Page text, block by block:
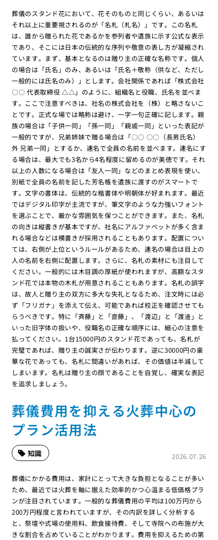
葬儀のスタンド花において、花そのものと同じくらい、あるいは
それ以上に重要視されるのが「名札（札名）」です。この名札
は、誰から贈られた花であるかを参列者や遺族に示す公式な表示
であり、そこには日本の伝統的な序列や敬意の表し方が凝縮され
ています。まず、基本となるのは贈り主の正確な名称です。個人
の場合は「氏名」のみ、あるいは「氏名＋敬称（供など、ただし
一般的には氏名のみ）」とします。会社関係であれば「株式会社
〇〇 代表取締役 △△」のように、組織名と役職、氏名を並べま
す。ここで注意すべきは、社名の株式会社を（株）と略さないこ
とです。正式な場では略称は避け、一字一句正確に記します。親
族の場合は「子供一同」「孫一同」「親戚一同」といった表記が
一般的ですが、兄弟姉妹で贈る場合は「〇〇 〇〇（長男氏名）
外 兄弟一同」とするか、連名で全員の名前を並べます。連名にす
る場合は、最大でも3名から4名程度に留めるのが美徳です。それ
以上の人数になる場合は「友人一同」などのまとめ表現を使い、
別紙で全員の名前を記した芳名帳を遺族に渡すのがスマートで
す。文字の書体は、伝統的な楷書体や明朝体が好まれます。最近
ではデジタル印字が主流ですが、筆文字のような力強いフォント
を選ぶことで、厳かな雰囲気を保つことができます。また、名札
の向きは縦書きが基本ですが、社名にアルファベットが多く含ま
れる場合などは横書きが採用されることもあります。配置につい
ては、右側が上位というルールがあるため、連名の場合は目上の
人の名前を右側に配置します。さらに、名札の素材にも注目して
ください。一般的には木目調の厚紙が使われますが、高額なスタ
ンド花では本物の木札が用意されることもあります。名札の誤字
は、故人と贈り主の双方に多大な失礼となるため、注文時には必
ず「フリガナ」を添えて伝え、可能であれば校正を確認させても
らうべきです。特に「斉藤」と「齋藤」、「渡辺」と「渡邊」と
いった旧字体の扱いや、役職名の正確な順序には、細心の注意を
払ってください。1台15000円のスタンド花であっても、名札が
完璧であれば、贈り主の誠実さが伝わります。逆に30000円の豪
華な花であっても、名札に間違いがあれば、その価値は半減して
しまいます。名札は贈り主の顔であることを自覚し、確実な表記
を追求しましょう。
葬儀費用を抑える火葬中心の
プラン活用法
2026.07.26
知識
葬儀にかかる費用は、家計にとって大きな負担となることが多い
ため、最近では火葬を軸に据えた効率的かつ心温まる低価格プラ
ンが注目されています。一般的な葬儀費用の平均は100万円から
200万円程度と言われていますが、その内訳を詳しく分析する
と、祭壇や式場の使用料、飲食接待費、そして寺院への布施が大
きな割合を占めていることがわかります。費用を抑えるための第